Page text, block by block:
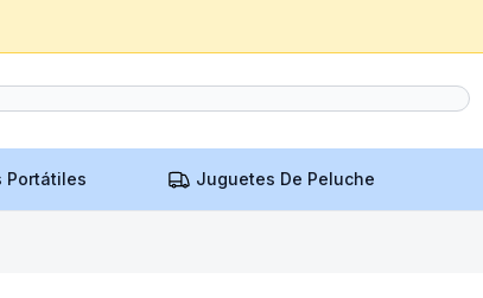
Portátiles Juguetes De Peluche